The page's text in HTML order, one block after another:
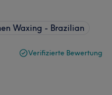
Waxing - Brazilian
Verifizierte Bewertung